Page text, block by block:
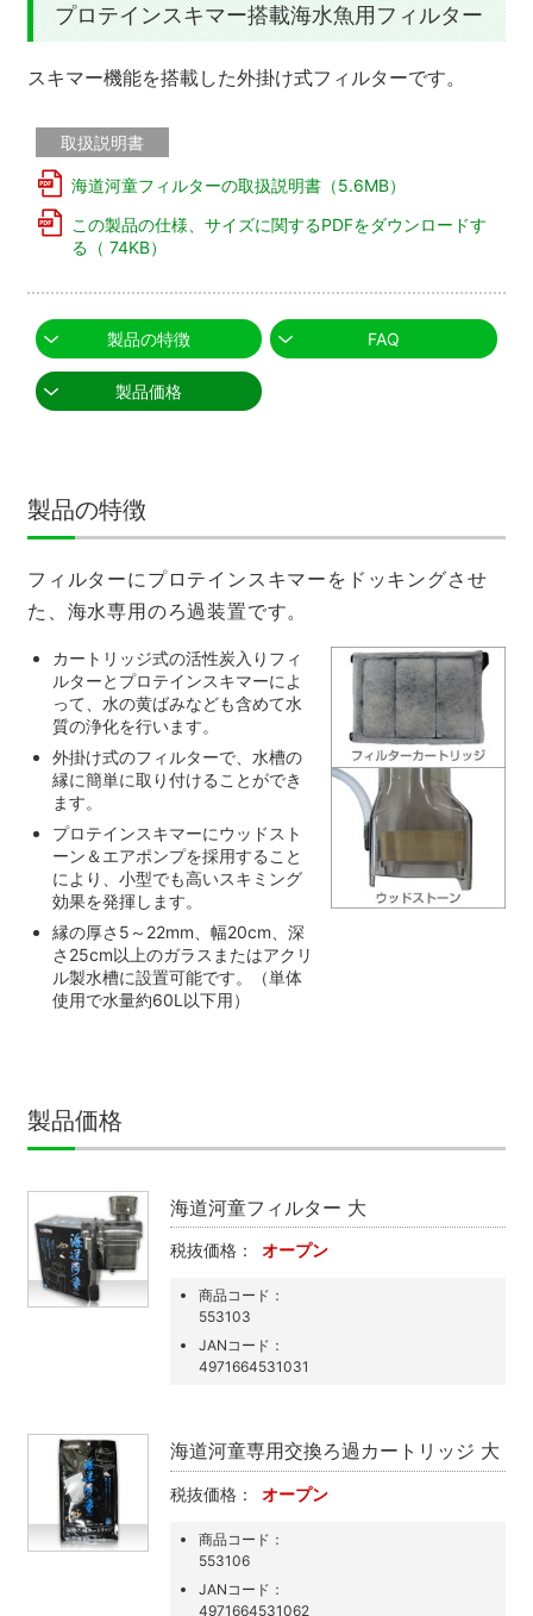
プロテインスキマー搭載海水魚用フィルター
スキマー機能を搭載した外掛け式フィルターです。
取扱説明書
海道河童フィルターの取扱説明書（5.6MB）
この製品の仕様、サイズに関するPDFをダウンロードす
る （ 74KB）
製品の特徴 FAQ
製品価格
製品の特徴
フィルターにプロテインスキマーをドッキングさせ
た、海水専用のろ過装置です。
カートリッジ式の活性炭入りフィ
ルターとプロテインスキマーによ
って、水の黄ばみなども含めて水
質の浄化を行います。
外掛け式のフィルターで、水槽の
縁に簡単に取り付けることができ
ます。
プロテインスキマーにウッドスト
ーン＆エアポンプを採用すること
により、小型でも高いスキミング
効果を発揮します。
縁の厚さ5～22mm、幅20cm、深
さ25cm以上のガラスまたはアクリ
ル製水槽に設置可能です。（単体
使用で水量約60L以下用）
製品価格
海道河童フィルター 大
税抜価格： オープン
商品コード：
553103
JANコード：
4971664531031
海道河童専用交換ろ過カートリッジ 大
税抜価格： オープン
商品コード：
553106
JANコード：
4971664531062